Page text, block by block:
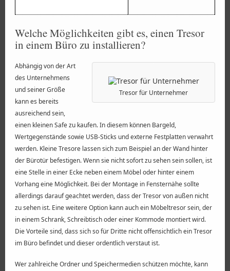
Welche Möglichkeiten gibt es, einen Tresor
in einem Büro zu installieren?
Tresor für Unternehmer
Abhängig von der Art
des Unternehmens
und seiner Größe
kann es bereits
ausreichend sein,
einen kleinen Safe zu kaufen. In diesem können Bargeld,
Wertgegenstände sowie USB-Sticks und externe Festplatten verwahrt
werden. Kleine Tresore lassen sich zum Beispiel an der Wand hinter
der Bürotür befestigen. Wenn sie nicht sofort zu sehen sein sollen, ist
eine Stelle in einer Ecke neben einem Möbel oder hinter einem
Vorhang eine Möglichkeit. Bei der Montage in Fensternähe sollte
allerdings darauf geachtet werden, dass der Tresor von außen nicht
zu sehen ist. Eine weitere Option kann auch ein Möbeltresor sein, der
in einem Schrank, Schreibtisch oder einer Kommode montiert wird.
Die Vorteile sind, dass sich so für Dritte nicht offensichtlich ein Tresor
im Büro befindet und dieser ordentlich verstaut ist.
Wer zahlreiche Ordner und Speichermedien schützen möchte, kann